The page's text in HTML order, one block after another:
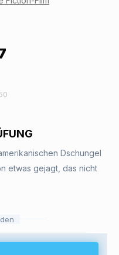
Dschungel
etwas gejagt, das nicht